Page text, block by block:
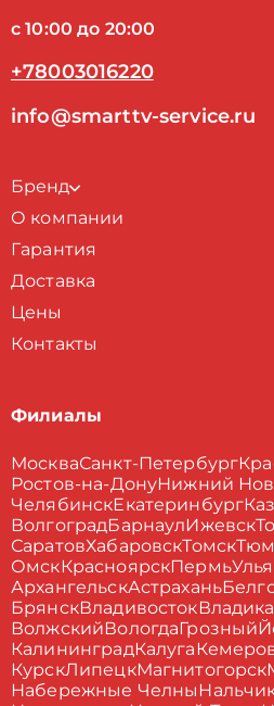
с 10:00 до 20:00
+78003016220
info@smarttv-service.ru
Бренд
О компании
Гарантия
Доставка
Цены
Контакты
Филиалы
МоскваСанкт-Петербург
Ростов-на-ДонуНижний
ЧелябинскЕкатеринбург
ВолгоградБарнаулИжевск
СаратовХабаровскТомск
ОмскКрасноярскПермь
АрхангельскАстрахань
БрянскВладивосток
ВолжскийВологдаГрозный
КалининградКалуга
КурскЛипецкМагнитогорск
Набережные Челны